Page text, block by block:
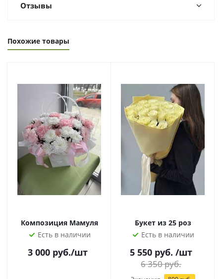
Отзывы
Похожие товары
Композиция Мамуля
Есть в наличии
3 000руб./шт
Букет из 25 роз
Есть в наличии
5 550 руб. /шт
6 350руб.